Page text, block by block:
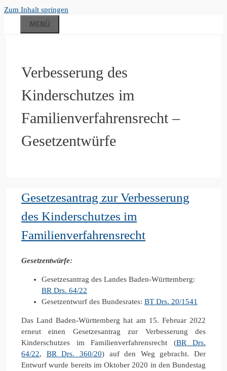
Zum Inhalt springen
MENÜ
Verbesserung des
Kinderschutzes im
Familienverfahrensrecht –
Gesetzentwürfe
Gesetzesantrag zur Verbesserung
des Kinderschutzes im
Familienverfahrensrecht
Gesetzentwürfe:
Gesetzesantrag des Landes Baden-Württemberg:
BR Drs. 64/22
Gesetzentwurf des Bundesrates: BT Drs. 20/1541
Das Land Baden-Württemberg hat am 15. Februar 2022
erneut einen Gesetzesantrag zur Verbesserung des
Kinderschutzes im Familienverfahrensrecht (BR Drs.
64/22, BR Drs. 360/20) auf den Weg gebracht. Der
Entwurf wurde bereits im Oktober 2020 in den Bundestag